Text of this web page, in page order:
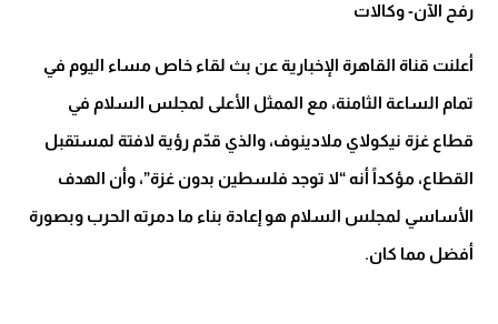
رفح الآن- وكالات
أعلنت قناة القاهرة الإخبارية عن بث لقاء خاص مساء اليوم في
تمام الساعة الثامنة، مع الممثل الأعلى لمجلس السلام في
قطاع غزة نيكولاي ملادينوف، والذي قدّم رؤية لافتة لمستقبل
القطاع، مؤكداً أنه “لا توجد فلسطين بدون غزة”، وأن الهدف
الأساسي لمجلس السلام هو إعادة بناء ما دمرته الحرب وبصورة
أفضل مما كان.